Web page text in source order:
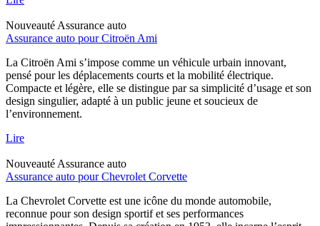
Nouveauté Assurance auto
Assurance auto pour Citroën Ami
La Citroën Ami s’impose comme un véhicule urbain innovant,
pensé pour les déplacements courts et la mobilité électrique.
Compacte et légère, elle se distingue par sa simplicité d’usage et son
design singulier, adapté à un public jeune et soucieux de
l’environnement.
Lire
Nouveauté Assurance auto
Assurance auto pour Chevrolet Corvette
La Chevrolet Corvette est une icône du monde automobile,
reconnue pour son design sportif et ses performances